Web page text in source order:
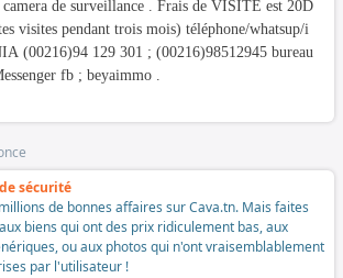
de surveillance . Frais de VISITE est 20D
visites pendant trois mois) téléphone/whatsup/i
(00216)94 129 301 ; (00216)98512945 bureau
fb ; beyaimmo .
sécurité
de bonnes affaires sur Cava.tn. Mais faites
biens qui ont des prix ridiculement bas, aux
ou aux photos qui n'ont vraisemblablement
par l'utilisateur !